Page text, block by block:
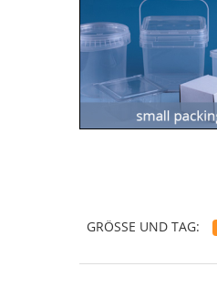
GRÖSSE UND TAG: